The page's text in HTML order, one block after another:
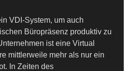
VDI-System, um auch
Büropräsenz produktiv zu
ist eine Virtual
mittlerweile mehr als nur ein
In Zeiten des